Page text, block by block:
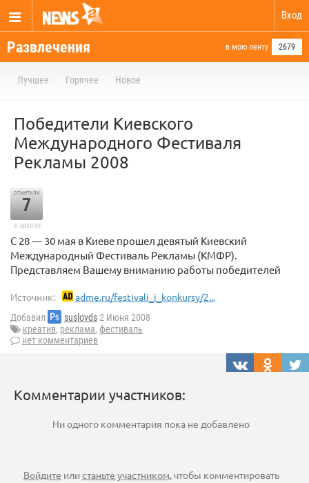
Вход
Развлечения в мою ленту 2679
Лучшее Горячее Новое
Победители Киевского
Международного Фестиваля
Рекламы 2008
отметили
7
в архиве
С 28 — 30 мая в Киеве прошел девятый Киевский
Международный Фестиваль Рекламы (КМФР).
Представляем Вашему вниманию работы победителей
Источник: adme.ru/festivali_i_konkursy/2...
Добавил suslovds2 Июня 2008
креатив, реклама, фестиваль
нет комментариев
Комментарии участников:
Ни одного комментария пока не добавлено
Войдите илистаньте участником, чтобы комментировать